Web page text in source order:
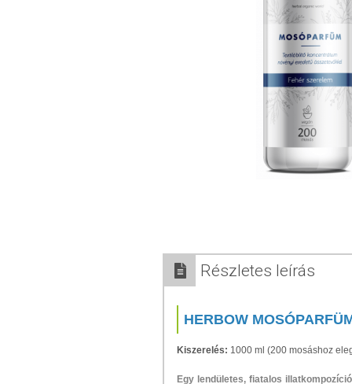
Részletes leírás
HERBOW
Kiszerelés: 1000 ml (200 mosáshoz
Egy lendületes, fiatalos